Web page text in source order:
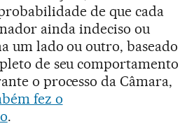
de que cada
ainda indeciso ou
um lado ou outro, baseado
de seu comportamento
o processo da Câmara,
fez o
.